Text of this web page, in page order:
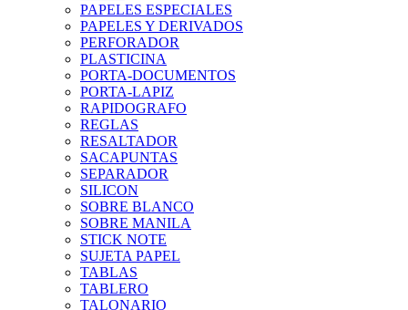
PAPELES ESPECIALES
PAPELES Y DERIVADOS
PERFORADOR
PLASTICINA
PORTA-DOCUMENTOS
PORTA-LAPIZ
RAPIDOGRAFO
REGLAS
RESALTADOR
SACAPUNTAS
SEPARADOR
SILICON
SOBRE BLANCO
SOBRE MANILA
STICK NOTE
SUJETA PAPEL
TABLAS
TABLERO
TALONARIO